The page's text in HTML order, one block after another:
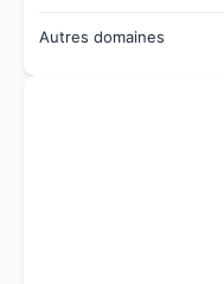
Autres domaines